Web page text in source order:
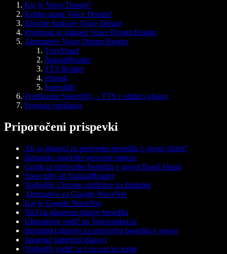
Kaj je Voice Dream?
Koliko stane Voice Dream?
Ključne funkcije Voice Dream
Prednosti in slabosti Voice Dream Reader
Alternative Voice Dream Reader
TextAloud
NaturalReader
TTS Reader
eSpeak
Speechify
Preizkusite Speechify – TTS z obilico glasov
Pogosta vprašanja
Priporočeni prispevki
Ali so glasovi za pretvorbo besedila v govor dobri?
Britanske angleške govorne sinteze
Cenik za pretvorbo besedila v govor Read Aloud
Speechify ali NaturalReader
Najboljše Chrome razširitve za študente
Alternative za Google WaveNet
Kaj je Google WaveNet
TikTok glasovno branje besedila
Ultimativni vodič za Voicemaker.in
Bengalski glasovi za pretvorbo besedila v govor
Javanski sintetični glasovi
Najboljši vodič za Lovo.ai in ocene